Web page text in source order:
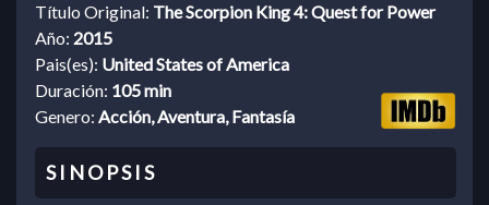
Título Original: The Scorpion King 4: Quest for Power
Año: 2015
Pais(es): United States of America
Duración: 105 min
Genero: Acción, Aventura, Fantasía